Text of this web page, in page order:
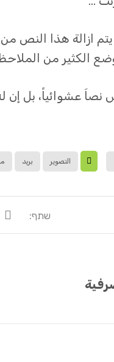
يتم ازالة هذا
الكثير من
نصاَ عشوائياً، بل
التصوير بريد